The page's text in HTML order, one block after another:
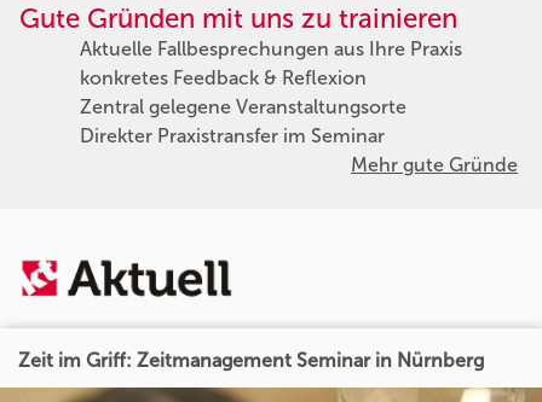
Gute Gründen mit uns zu trainieren
Aktuelle Fallbesprechungen aus Ihre Praxis
konkretes Feedback & Reflexion
Zentral gelegene Veranstaltungsorte
Direkter Praxistransfer im Seminar
Mehr gute Gründe
Zeit im Griff: Zeitmanagement Seminar in Nürnberg